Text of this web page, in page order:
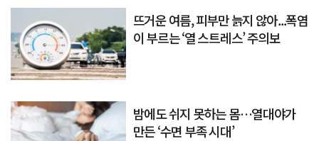
뜨거운 여름, 피부만 늙지 않아...폭염
이 부르는 ‘열 스트레스’ 주의보
밤에도 쉬지 못하는 몸…열대야가
만든 ‘수면 부족 시대’